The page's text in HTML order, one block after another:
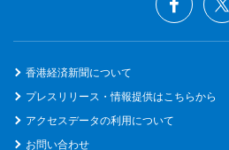
香港経済新聞について
プレスリリース・情報提供はこちらから
アクセスデータの利用について
お問い合わせ